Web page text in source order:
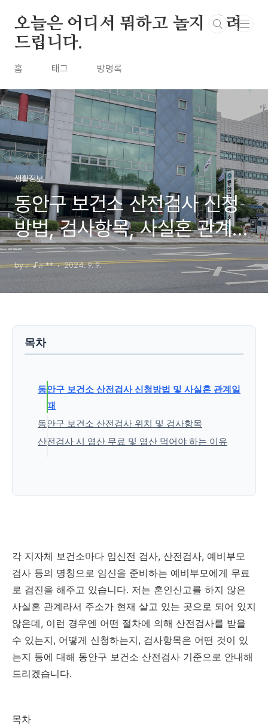
오늘은 어디서 뭐하고 놀지 알려
드립니다.
홈 태그 방명록
생활정보
동안구 보건소 산전검사 신청
방법, 검사항목, 사실혼 관계
총정리
by ♩♪♬** 2024. 9. 9.
목차
동안구 보건소 산전검사 신청방법 및 사실혼 관계일
때
동안구 보건소 산전검사 위치 및 검사항목
산전검사 시 엽산 무료 및 엽산 먹어야 하는 이유
각 지자체 보건소마다 임신전 검사, 산전검사, 예비부모
검사 등의 명칭으로 임신을 준비하는 예비부모에게 무료
로 검진을 해주고 있습니다. 저는 혼인신고를 하지 않은
사실혼 관계라서 주소가 현재 살고 있는 곳으로 되어 있지
않은데, 이런 경우엔 어떤 절차에 의해 산전검사를 받을
수 있는지, 어떻게 신청하는지, 검사항목은 어떤 것이 있
는지 등에 대해 동안구 보건소 산전검사 기준으로 안내해
드리겠습니다.
목차